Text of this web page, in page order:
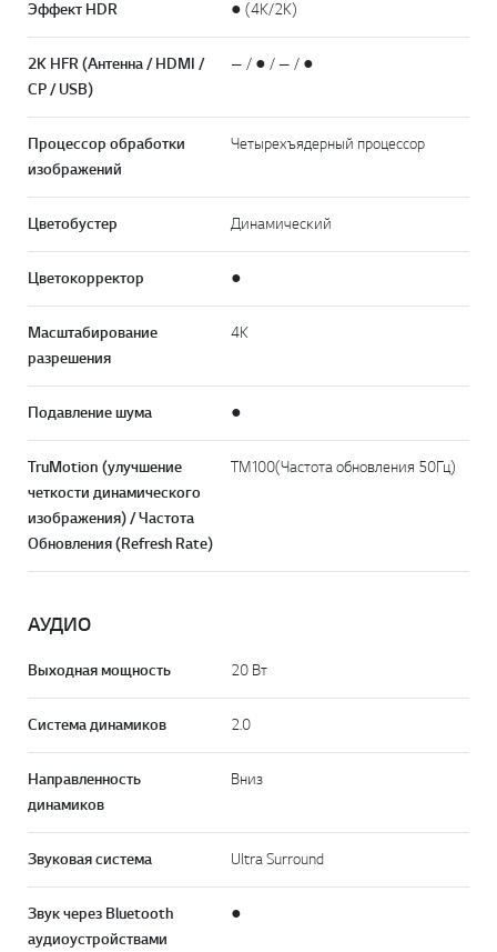
Эффект HDR ● (4K/2K)
2K HFR (Антенна / HDMI /
CP / USB)
— / ● / — / ●
Процессор обработки
изображений
Четырехъядерный процессор
Цветобустер Динамический
Цветокорректор ●
Масштабирование
разрешения
4K
Подавление шума ●
TruMotion (улучшение
четкости динамического
изображения) / Частота
Обновления (Refresh Rate)
TM100(Частота обновления 50Гц)
АУДИО
Выходная мощность 20 Вт
Система динамиков 2.0
Направленность
динамиков
Вниз
Звуковая система Ultra Surround
Звук через Bluetooth
аудиоустройствами
●